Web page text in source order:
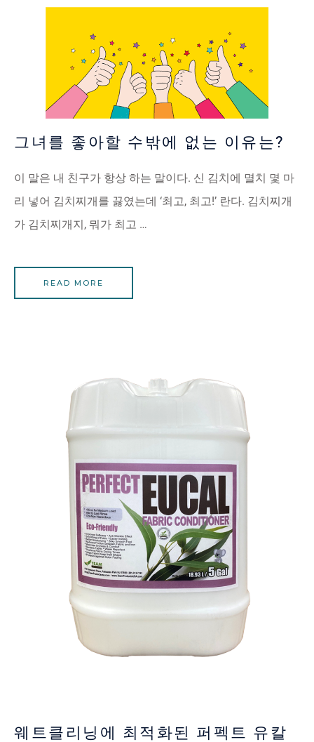
그녀를 좋아할 수밖에 없는 이유는?
이 말은 내 친구가 항상 하는 말이다. 신 김치에 멸치 몇 마
리 넣어 김치찌개를 끓였는데 ‘최고, 최고!’ 란다. 김치찌개
가 김치찌개지, 뭐가 최고 …
READ MORE
웨트클리닝에 최적화된 퍼펙트 유칼